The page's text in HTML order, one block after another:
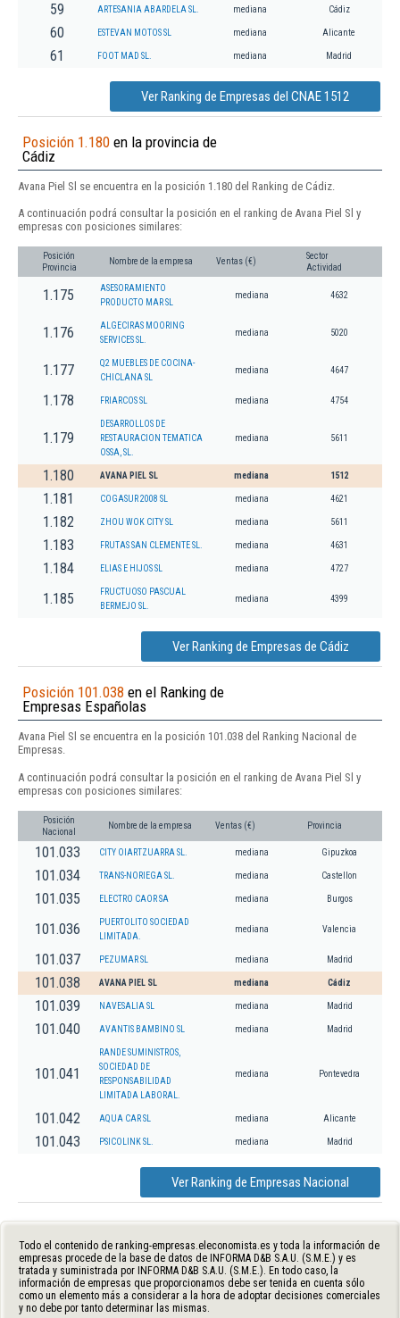
59 ARTESANIA ABARDELA SL. mediana Cádiz
60 ESTEVAN MOTOS SL mediana Alicante
61 FOOT MAD SL. mediana Madrid
Ver Ranking de Empresas del CNAE 1512
Posición 1.180 en la provincia de
Cádiz
Avana Piel Sl se encuentra en la posición 1.180 del Ranking de Cádiz.
A continuación podrá consultar la posición en el ranking de Avana Piel Sl y
empresas con posiciones similares:
Posición
Provincia
Nombre de la empresa Ventas (€)
Sector
Actividad
1.175
ASESORAMIENTO
PRODUCTO MAR SL
mediana 4632
1.176
ALGECIRAS MOORING
SERVICES SL.
mediana 5020
1.177
Q2 MUEBLES DE COCINA-
CHICLANA SL
mediana 4647
1.178 FRIARCOS SL mediana 4754
1.179
DESARROLLOS DE
RESTAURACION TEMATICA
OSSA, SL.
mediana 5611
1.180 AVANA PIEL SL mediana 1512
1.181 COGASUR 2008 SL mediana 4621
1.182 ZHOU WOK CITY SL mediana 5611
1.183 FRUTAS SAN CLEMENTE SL. mediana 4631
1.184 ELIAS E HIJOS SL mediana 4727
1.185
FRUCTUOSO PASCUAL
BERMEJO SL.
mediana 4399
Ver Ranking de Empresas de Cádiz
Posición 101.038 en el Ranking de
Empresas Españolas
Avana Piel Sl se encuentra en la posición 101.038 del Ranking Nacional de
Empresas.
A continuación podrá consultar la posición en el ranking de Avana Piel Sl y
empresas con posiciones similares:
Posición
Nacional
Nombre de la empresa Ventas (€) Provincia
101.033 CITY OIARTZUARRA SL. mediana Gipuzkoa
101.034 TRANS-NORIEGA SL. mediana Castellon
101.035 ELECTRO CAOR SA mediana Burgos
101.036
PUERTOLITO SOCIEDAD
LIMITADA.
mediana Valencia
101.037 PEZUMAR SL mediana Madrid
101.038 AVANA PIEL SL mediana Cádiz
101.039 NAVESALIA SL mediana Madrid
101.040 AVANTIS BAMBINO SL mediana Madrid
101.041
RANDE SUMINISTROS,
SOCIEDAD DE
RESPONSABILIDAD
LIMITADA LABORAL.
mediana Pontevedra
101.042 AQUA CAR SL mediana Alicante
101.043 PSICOLINK SL. mediana Madrid
Ver Ranking de Empresas Nacional
Todo el contenido de ranking-empresas.eleconomista.es y toda la información de
empresas procede de la base de datos de INFORMA D&B S.A.U. (S.M.E.) y es
tratada y suministrada por INFORMA D&B S.A.U. (S.M.E.). En todo caso, la
información de empresas que proporcionamos debe ser tenida en cuenta sólo
como un elemento más a considerar a la hora de adoptar decisiones comerciales
y no debe por tanto determinar las mismas.